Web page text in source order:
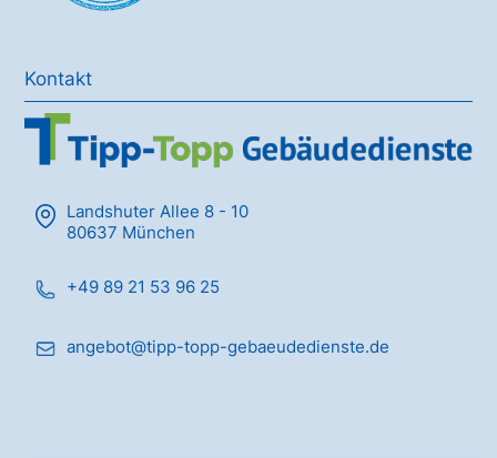
Kontakt
Landshuter Allee 8 - 10
80637 München
+49 89 21 53 96 25
angebot@tipp-topp-gebaeudedienste.de